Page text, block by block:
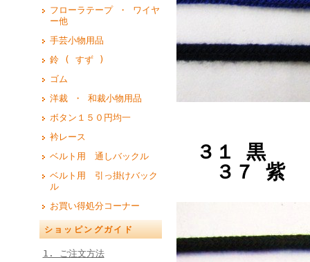
フローラテープ ・ ワイヤ
ー他
手芸小物用品
鈴 ( すず )
ゴム
洋裁 ・ 和裁小物用品
ボタン１５０円均一
衿レース
ベルト用 通しバックル
ベルト用 引っ掛けバック
ル
お買い得処分コーナー
ショッピングガイド
1. ご注文方法
３１ 黒
３７ 紫